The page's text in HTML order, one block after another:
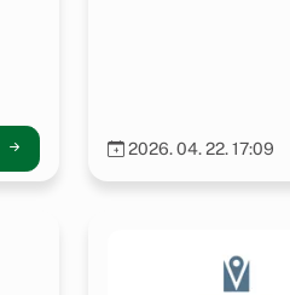
2026. 04. 22. 17:09